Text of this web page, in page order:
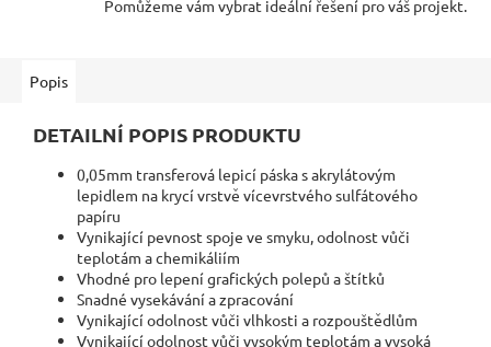
Pomůžeme vám vybrat ideální řešení pro váš projekt.
Popis
DETAILNÍ POPIS PRODUKTU
0,05mm transferová lepicí páska s akrylátovým
lepidlem na krycí vrstvě vícevrstvého sulfátového
papíru
Vynikající pevnost spoje ve smyku, odolnost vůči
teplotám a chemikáliím
Vhodné pro lepení grafických polepů a štítků
Snadné vysekávání a zpracování
Vynikající odolnost vůči vlhkosti a rozpouštědlům
Vynikající odolnost vůči vysokým teplotám a vysoká